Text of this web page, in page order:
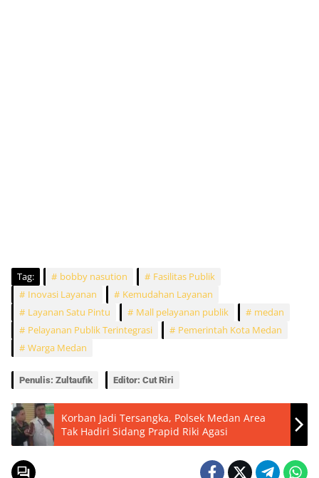
Tag: bobby nasution
Fasilitas Publik
Inovasi Layanan
Kemudahan Layanan
Layanan Satu Pintu
Mall pelayanan publik
medan
Pelayanan Publik Terintegrasi
Pemerintah Kota Medan
Warga Medan
Penulis: Zultaufik Editor: Cut Riri
Korban Jadi Tersangka, Polsek Medan Area
Tak Hadiri Sidang Prapid Riki Agasi